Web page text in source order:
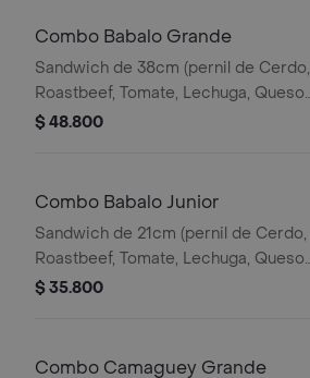
Combo Babalo Grande
Sandwich de 38cm (pernil de Cerdo,
Roastbeef, Tomate, Lechuga, Queso
Mozzarella, Salsa BBQ y Salsa de Ajo)
$ 48.800
Combo Babalo Junior
Sandwich de 21cm (pernil de Cerdo,
Roastbeef, Tomate, Lechuga, Queso
Mozzarella, Salsa BBQ y Salsa de Ajo)
$ 35.800
Combo Camaguey Grande